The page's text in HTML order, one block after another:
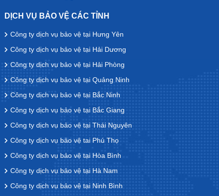
DỊCH VỤ BẢO VỆ CÁC TỈNH
Công ty dịch vụ bảo vệ tại Hưng Yên
Công ty dịch vụ bảo vệ tại Hải Dương
Công ty dịch vụ bảo vệ tại Hải Phòng
Công ty dịch vụ bảo vệ tại Quảng Ninh
Công ty dịch vụ bảo vệ tại Bắc Ninh
Công ty dịch vụ bảo vệ tại Bắc Giang
Công ty dịch vụ bảo vệ tại Thái Nguyên
Công ty dịch vụ bảo vệ tai Phú Thọ
Công ty dịch vụ bảo vệ tại Hòa Bình
Công ty dịch vụ bảo vệ tại Hà Nam
Công ty dịch vụ bảo vệ tại Ninh Bình